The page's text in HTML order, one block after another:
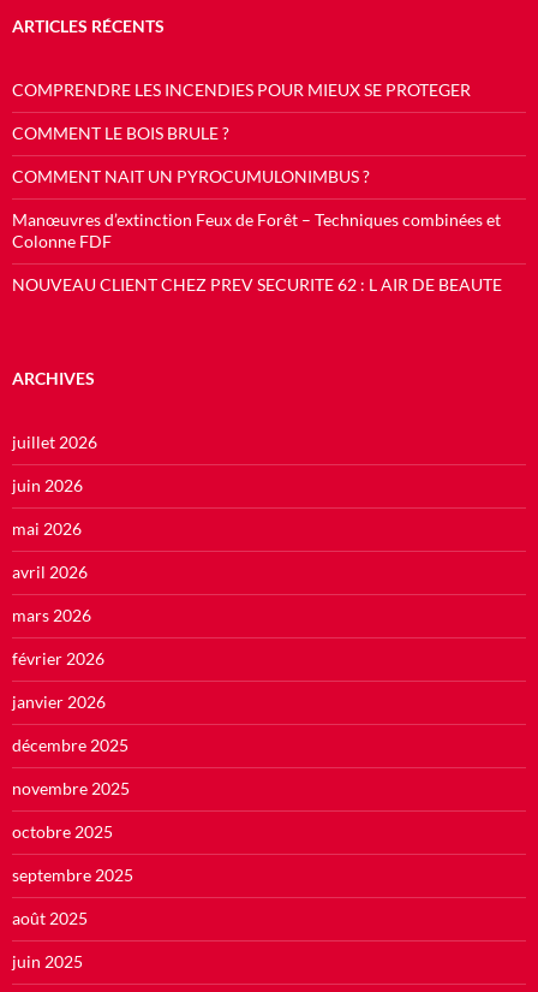
ARTICLES RÉCENTS
COMPRENDRE LES INCENDIES POUR MIEUX SE PROTEGER
COMMENT LE BOIS BRULE ?
COMMENT NAIT UN PYROCUMULONIMBUS ?
Manœuvres d’extinction Feux de Forêt – Techniques combinées et
Colonne FDF
NOUVEAU CLIENT CHEZ PREV SECURITE 62 : L AIR DE BEAUTE
ARCHIVES
juillet 2026
juin 2026
mai 2026
avril 2026
mars 2026
février 2026
janvier 2026
décembre 2025
novembre 2025
octobre 2025
septembre 2025
août 2025
juin 2025